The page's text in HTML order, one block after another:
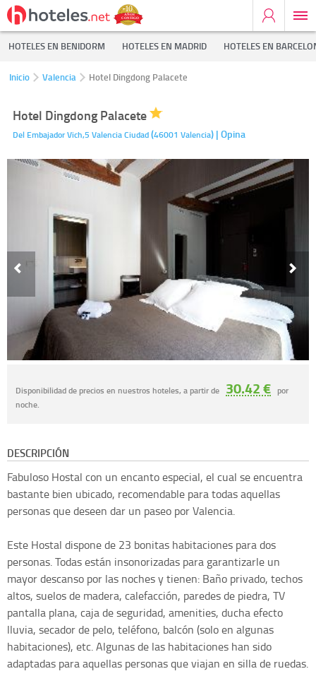
HOTELES EN BENIDORM HOTELES EN MADRID HOTELES EN
Inicio Valencia Hotel Dingdong Palacete
Hotel Dingdong Palacete
Del Embajador Vich,5 Valencia Ciudad(46001 Valencia) | Opina
Disponibilidad de precios en nuestros hoteles, a partir de 30.42 € por
noche.
DESCRIPCIÓN
Fabuloso Hostal con un encanto especial, el cual se encuentra
bastante bien ubicado, recomendable para todas aquellas
personas que deseen dar un paseo por Valencia.
Este Hostal dispone de 23 bonitas habitaciones para dos
personas. Todas están insonorizadas para garantizarle un
mayor descanso por las noches y tienen: Baño privado, techos
altos, suelos de madera, calefacción, paredes de piedra, TV
pantalla plana, caja de seguridad, amenities, ducha efecto
lluvia, secador de pelo, teléfono, balcón (solo en algunas
habitaciones), etc. Algunas de las habitaciones han sido
adaptadas para aquellas personas que viajan en silla de ruedas.